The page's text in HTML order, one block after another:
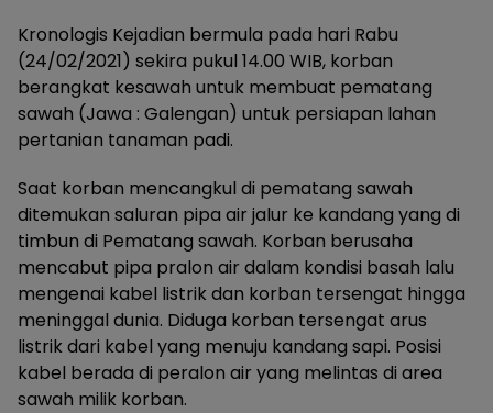
Kronologis Kejadian bermula pada hari Rabu
(24/02/2021) sekira pukul 14.00 WIB, korban
berangkat kesawah untuk membuat pematang
sawah (Jawa : Galengan) untuk persiapan lahan
pertanian tanaman padi.
Saat korban mencangkul di pematang sawah
ditemukan saluran pipa air jalur ke kandang yang di
timbun di Pematang sawah. Korban berusaha
mencabut pipa pralon air dalam kondisi basah lalu
mengenai kabel listrik dan korban tersengat hingga
meninggal dunia. Diduga korban tersengat arus
listrik dari kabel yang menuju kandang sapi. Posisi
kabel berada di peralon air yang melintas di area
sawah milik korban.